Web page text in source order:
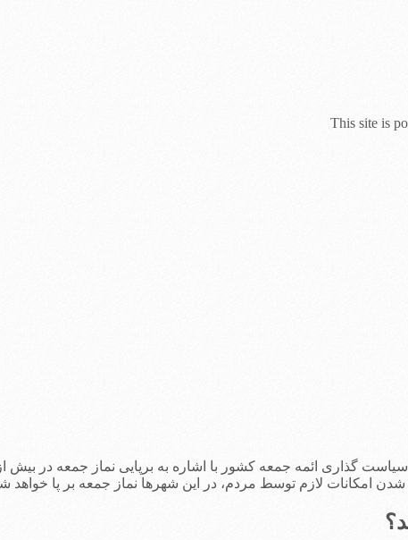
امکانات لازم توسط مردم، در این شهرها نماز جمعه بر پا خواهد
This site is